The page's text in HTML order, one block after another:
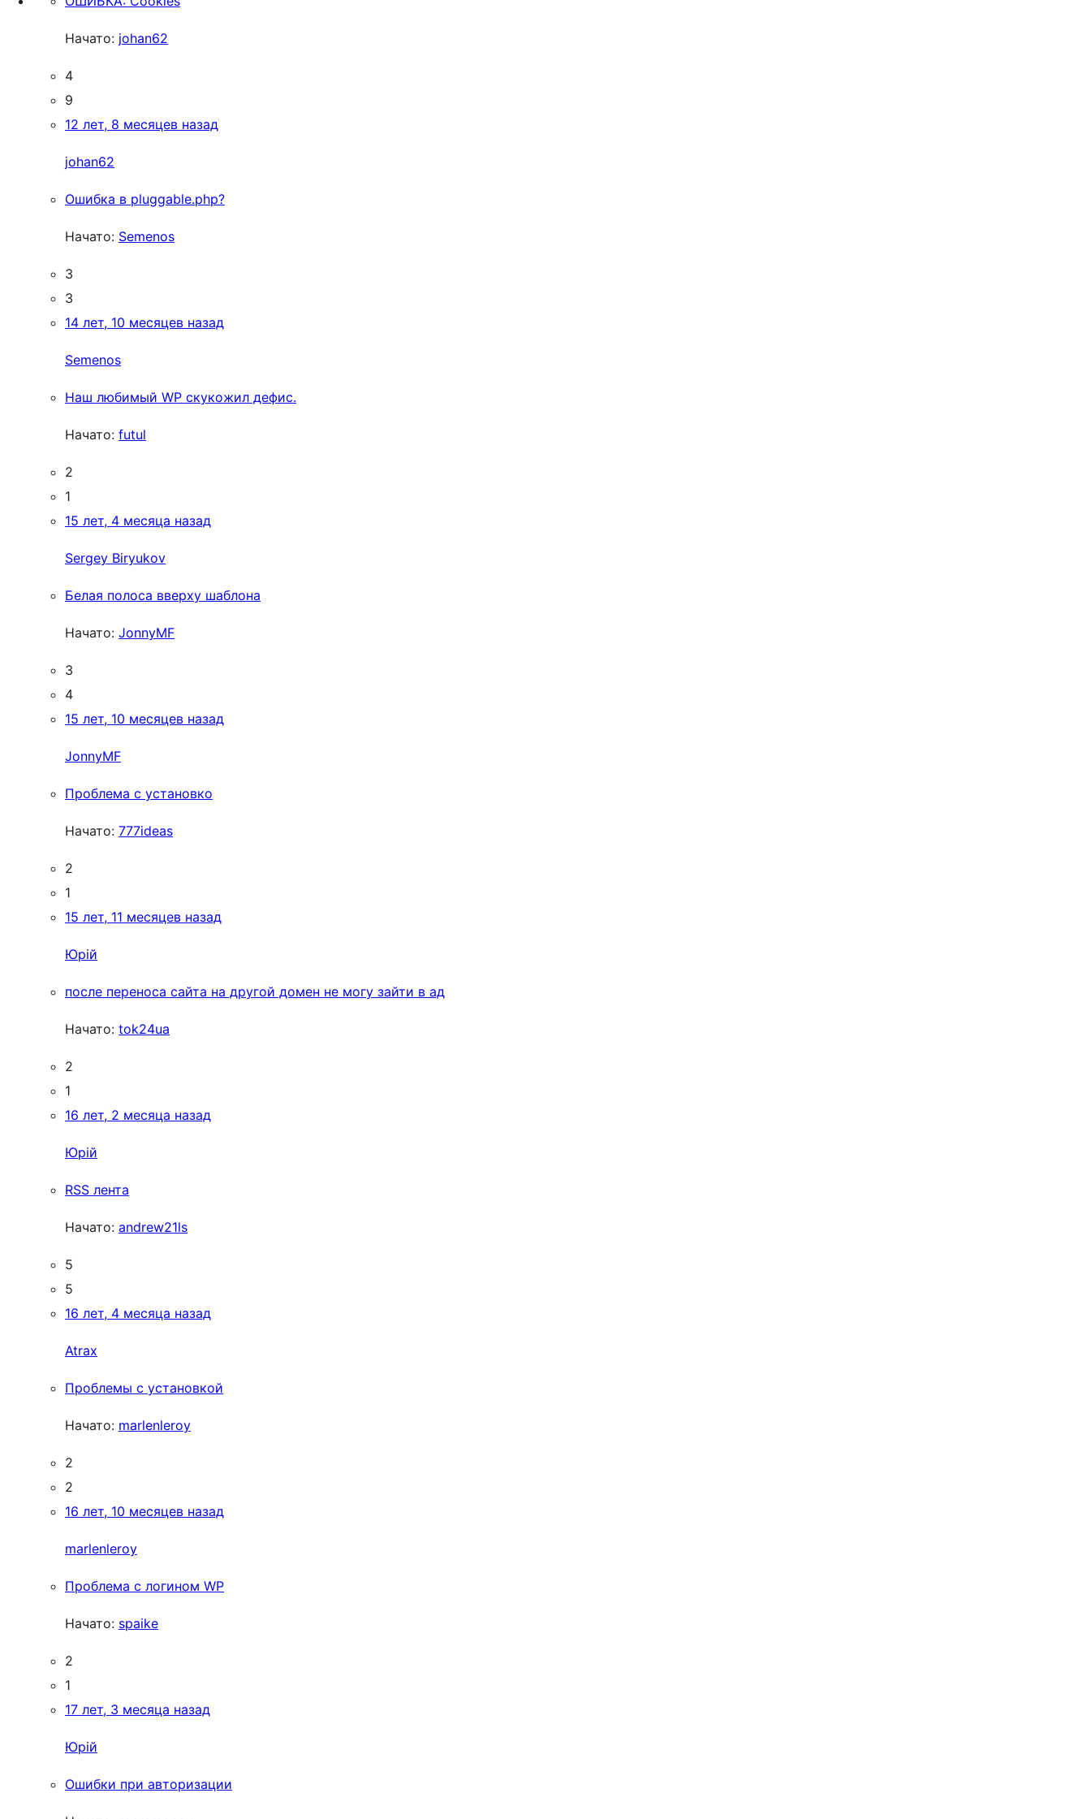
Начато: johan62
4
9
12 лет, 8 месяцев назад
johan62
Ошибка в pluggable.php?
Начато: Semenos
3
3
14 лет, 10 месяцев назад
Semenos
Наш любимый WP скукожил дефис.
Начато: futul
2
1
15 лет, 4 месяца назад
Sergey Biryukov
Белая полоса вверху шаблона
Начато: JonnyMF
3
4
15 лет, 10 месяцев назад
JonnyMF
Проблема с установко
Начато: 777ideas
2
1
15 лет, 11 месяцев назад
Юрій
после переноса сайта на другой домен не могу зайти в ад
Начато: tok24ua
2
1
16 лет, 2 месяца назад
Юрій
RSS лента
Начато: andrew21ls
5
5
16 лет, 4 месяца назад
Atrax
Проблемы с установкой
Начато: marlenleroy
2
2
16 лет, 10 месяцев назад
marlenleroy
Проблема с логином WP
Начато: spaike
2
1
17 лет, 3 месяца назад
Юрій
Ошибки при авторизации